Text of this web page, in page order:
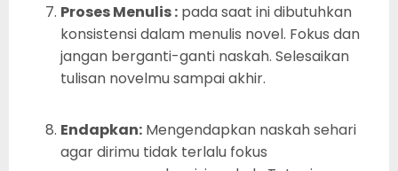
Proses Menulis : pada saat ini dibutuhkan
konsistensi dalam menulis novel. Fokus dan
jangan berganti-ganti naskah. Selesaikan
tulisan novelmu sampai akhir.
Endapkan: Mengendapkan naskah sehari
agar dirimu tidak terlalu fokus